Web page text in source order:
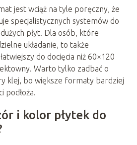
jest wciąż na tyle poręczny, że
specjalistycznych systemów do
płyt. Dla osób, które
układanie, to także
do docięcia niż 60×120
Warto tylko zadbać o
klej, bo większe formaty bardziej
podłoża.
i kolor płytek do